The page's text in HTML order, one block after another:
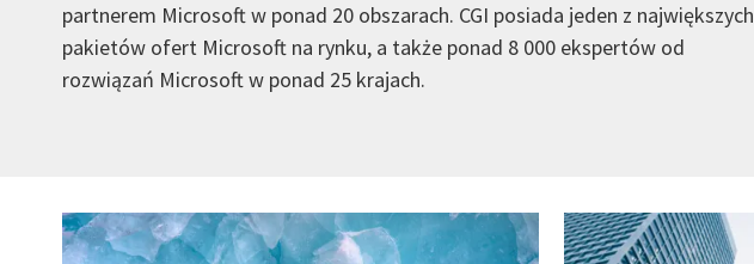
partnerem Microsoft w ponad 20 obszarach. CGI posiada jeden z największych
pakietów ofert Microsoft na rynku, a także ponad 8 000 ekspertów od
rozwiązań Microsoft w ponad 25 krajach.